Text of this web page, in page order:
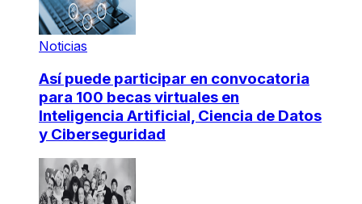
Noticias
Así puede participar en convocatoria
para 100 becas virtuales en
Inteligencia Artificial, Ciencia de Datos
y Ciberseguridad